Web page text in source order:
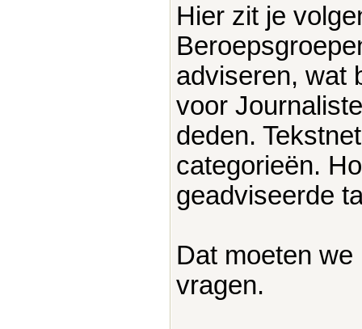
Hier zit je
adviseren, wat
voor
deden.
categorieën.
geadviseerde
Dat moeten
vragen.